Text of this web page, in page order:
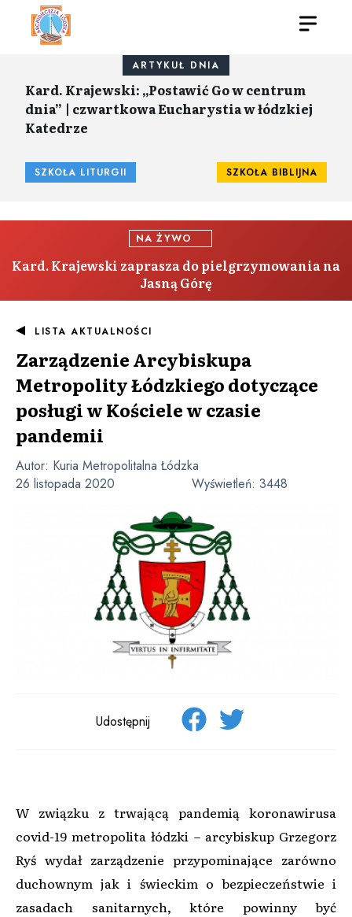
ARTYKUŁ DNIA
Kard. Krajewski: „Postawić Go w centrum
dnia” | czwartkowa Eucharystia w łódzkiej
Katedrze
SZKOŁA LITURGII SZKOŁA BIBLIJNA
NA ŻYWO
Kard. Krajewski zaprasza do pielgrzymowania na
Jasną Górę
LISTA AKTUALNOŚCI
Zarządzenie Arcybiskupa
Metropolity Łódzkiego dotyczące
posługi w Kościele w czasie
pandemii
Autor: Kuria Metropolitalna Łódzka
26 listopada 2020
Wyświetleń: 3448
Udostępnij
W związku z trwającą pandemią koronawirusa
covid-19 metropolita łódzki – arcybiskup Grzegorz
Ryś wydał zarządzenie przypominające zarówno
duchownym jak i świeckim o bezpieczeństwie i
zasadach sanitarnych, które powinny być